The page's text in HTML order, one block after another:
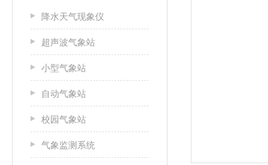
降水天气现象仪
超声波气象站
小型气象站
自动气象站
校园气象站
气象监测系统